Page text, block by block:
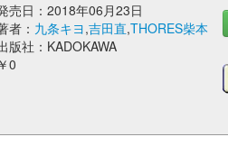
売日：2018年06月23日
者： 九条キヨ,吉田直,THORES柴本
版社：KADOKAWA
￥0